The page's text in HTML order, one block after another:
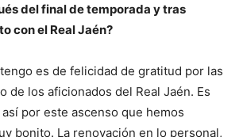
del final de temporada y tras
con el Real Jaén?
es de felicidad de gratitud por las
de los aficionados del Real Jaén. Es
por este ascenso que hemos
bonito. La renovación en lo personal,